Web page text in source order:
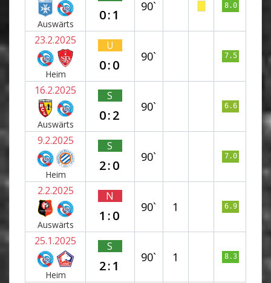
Auswärts
0:1
90` 8.0
23.2.2025
Heim
U
0:0
90` 7.5
16.2.2025
Auswärts
S
0:2
90` 6.6
9.2.2025
Heim
S
2:0
90` 7.0
2.2.2025
Auswärts
N
1:0
90` 1 6.9
25.1.2025
Heim
S
2:1
90` 1 8.3